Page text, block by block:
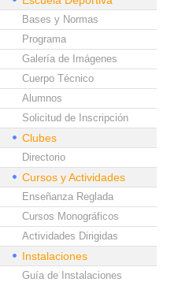
Bases y Normas
Programa
Galería de Imágenes
Cuerpo Técnico
Alumnos
Solicitud de Inscripción
Clubes
Directorio
Cursos y Actividades
Enseñanza Reglada
Cursos Monográficos
Actividades Dirigidas
Instalaciones
Guía de Instalaciones